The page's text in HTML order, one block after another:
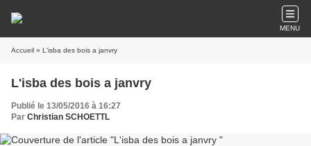
MENU
Accueil » L'isba des bois a janvry
L'isba des bois a janvry
Publié le 13/05/2016 à 16:27
Par Christian SCHOETTL